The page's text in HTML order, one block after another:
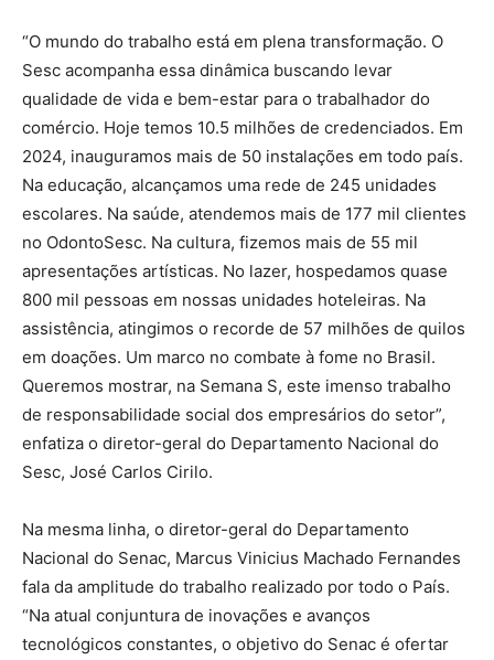
“O mundo do trabalho está em plena transformação. O
Sesc acompanha essa dinâmica buscando levar
qualidade de vida e bem-estar para o trabalhador do
comércio. Hoje temos 10.5 milhões de credenciados. Em
2024, inauguramos mais de 50 instalações em todo país.
Na educação, alcançamos uma rede de 245 unidades
escolares. Na saúde, atendemos mais de 177 mil clientes
no OdontoSesc. Na cultura, fizemos mais de 55 mil
apresentações artísticas. No lazer, hospedamos quase
800 mil pessoas em nossas unidades hoteleiras. Na
assistência, atingimos o recorde de 57 milhões de quilos
em doações. Um marco no combate à fome no Brasil.
Queremos mostrar, na Semana S, este imenso trabalho
de responsabilidade social dos empresários do setor”,
enfatiza o diretor-geral do Departamento Nacional do
Sesc, José Carlos Cirilo.
Na mesma linha, o diretor-geral do Departamento
Nacional do Senac, Marcus Vinicius Machado Fernandes
fala da amplitude do trabalho realizado por todo o País.
“Na atual conjuntura de inovações e avanços
tecnológicos constantes, o objetivo do Senac é ofertar